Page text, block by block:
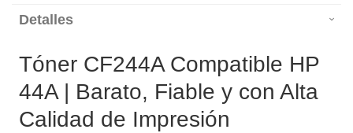
Detalles
Tóner CF244A Compatible HP
44A | Barato, Fiable y con Alta
Calidad de Impresión